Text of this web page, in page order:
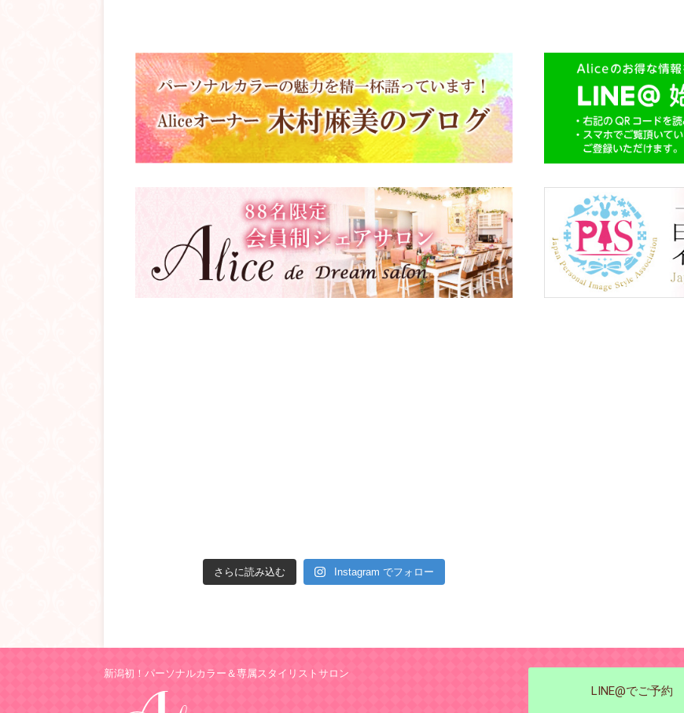
さらに読み込む Instagram でフォロー
新潟初！パーソナルカラー＆専属スタイリストサロン
LINE@でご予約